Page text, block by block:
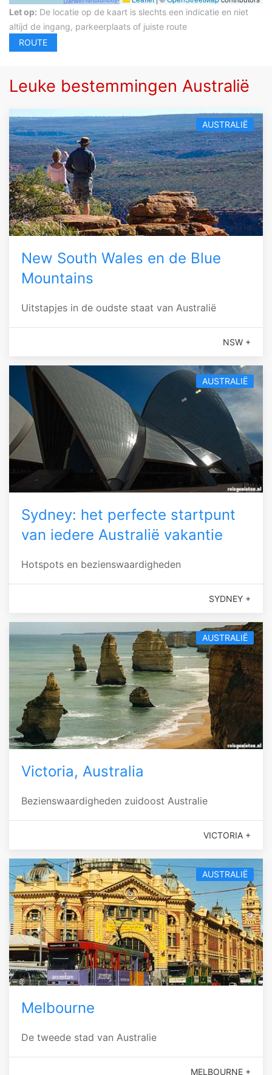
Let op: De locatie op de kaart is slechts een indicatie en niet
altijd de ingang, parkeerplaats of juiste route
Leuke bestemmingen Australië
AUSTRALIË
New South Wales en de Blue
Mountains
Uitstapjes in de oudste staat van Australië
NSW +
AUSTRALIË
Sydney: het perfecte startpunt
van iedere Australië vakantie
Hotspots en bezienswaardigheden
SYDNEY +
AUSTRALIË
Victoria, Australia
Bezienswaardigheden zuidoost Australie
VICTORIA +
AUSTRALIË
Melbourne
De tweede stad van Australie
MELBOURNE +